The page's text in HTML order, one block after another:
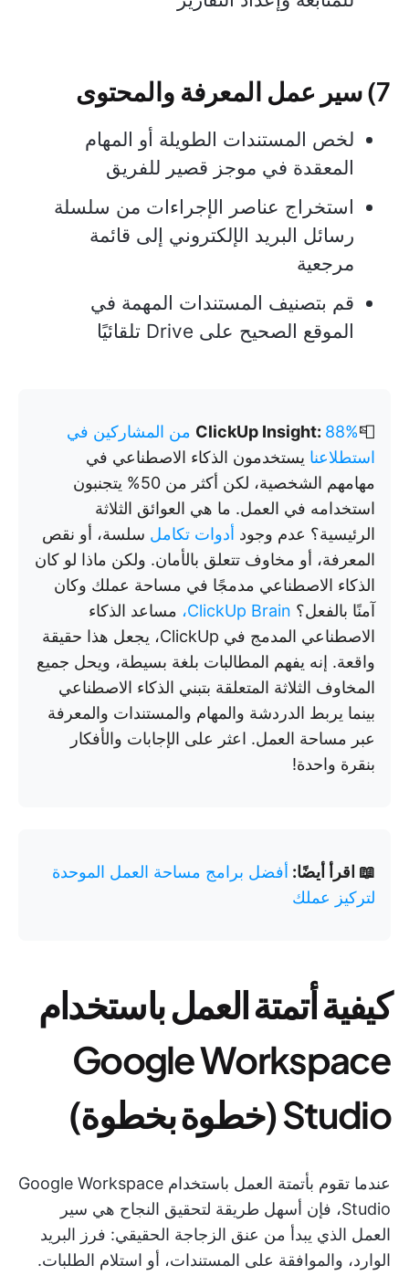
7) سير عمل المعرفة والمحتوى
لخص المستندات الطويلة أو المهام
المعقدة في موجز قصير للفريق
استخراج عناصر الإجراءات من سلسلة
رسائل البريد الإلكتروني إلى قائمة
مرجعية
قم بتصنيف المستندات المهمة في
الموقع الصحيح على Drive تلقائيًا
📮
ClickUp Insight: 88% من المشاركين في
استطلاعنا يستخدمون الذكاء الاصطناعي في
مهامهم الشخصية، لكن أكثر من 50% يتجنبون
استخدامه في العمل. ما هي العوائق الثلاثة
الرئيسية؟ عدم وجود أدوات تكامل سلسة، أو نقص
المعرفة، أو مخاوف تتعلق بالأمان. ولكن ماذا لو كان
الذكاء الاصطناعي مدمجًا في مساحة عملك وكان
آمنًا بالفعل؟ ClickUp Brain،
مساعد الذكاء
الاصطناعي المدمج في ClickUp، يجعل هذا حقيقة
واقعة. إنه يفهم المطالبات بلغة بسيطة، ويحل جميع
المخاوف الثلاثة المتعلقة بتبني الذكاء الاصطناعي
بينما يربط الدردشة والمهام والمستندات والمعرفة
عبر مساحة العمل. اعثر على الإجابات والأفكار
بنقرة واحدة!
📖 اقرأ أيضًا: أفضل برامج مساحة العمل الموحدة
لتركيز عملك
كيفية أتمتة العمل باستخدام
Google Workspace
Studio (خطوة بخطوة)
عندما تقوم بأتمتة العمل باستخدام Google Workspace
Studio، فإن أسهل طريقة لتحقيق النجاح هي سير
العمل الذي يبدأ من عنق الزجاجة الحقيقي: فرز البريد
الوارد، والموافقة على المستندات، أو استلام الطلبات.